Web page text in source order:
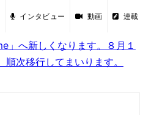
インタビュー 動画 連載
」へ新しくなります。８月１
次移行してまいります。